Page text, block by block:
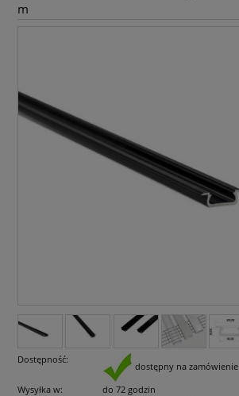
m
Dostępność:
dostępny na zamówienie
Wysyłka w:
do 72 godzin